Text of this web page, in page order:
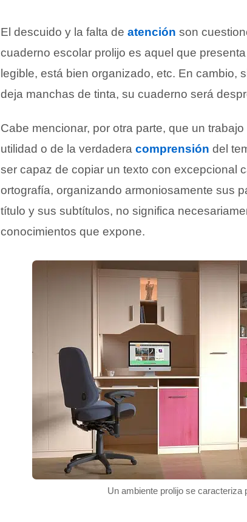
El descuido y la falta de atención son
cuaderno escolar prolijo es aquel que
legible, está bien organizado, etc. En cambio,
deja manchas de tinta, su cuaderno será
Cabe mencionar, por otra parte, que un
utilidad o de la verdadera comprensión del
ser capaz de copiar un texto con excepcional
ortografía, organizando armoniosamente sus
título y sus subtítulos, no significa
conocimientos que expone.
Un ambiente prolijo se caracteriza